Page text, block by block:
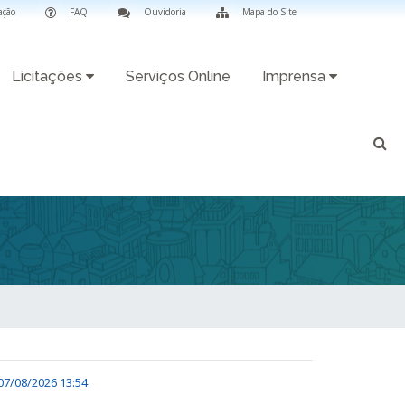
Mapa do Site
Ouvidoria
FAQ
Licitações Serviços Online Imprensa
08/2026 13:54.